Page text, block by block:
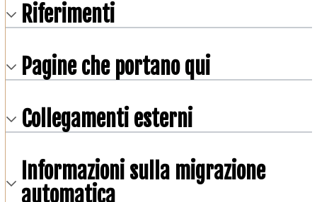
Riferimenti
Pagine che portano qui
Collegamenti esterni
Informazioni sulla migrazione
automatica